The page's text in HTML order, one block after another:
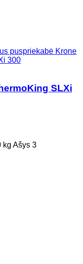
puspriekabė Krone
300
SLXi
kg Ašys 3